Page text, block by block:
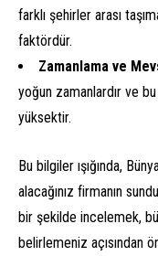
farklı şehirler arası
faktördür.
Zamanlama ve
yoğun zamanlardır ve
yüksektir.
Bu bilgiler ışığında,
alacağınız firmanın
bir şekilde incelemek,
belirlemeniz açısından